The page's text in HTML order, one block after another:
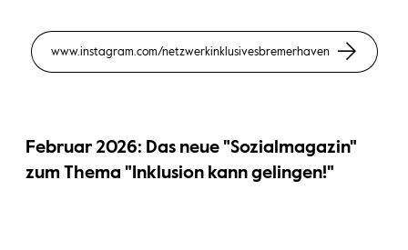
www.instagram.com/netzwerkinklusivesbremerhaven
Februar 2026: Das neue "Sozialmagazin"
zum Thema "Inklusion kann gelingen!"